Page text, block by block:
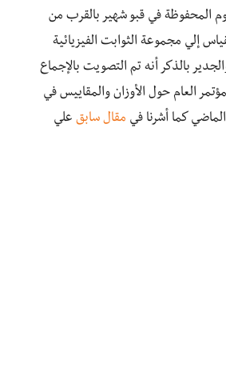
المحفوظة في قبو شهير بالقرب من
إلي مجموعة الثوابت الفيزيائية
بالذكر أنه تم التصويت بالإجماع
العام حول الأوزان والمقاييس في
كما أشرنا في مقال سابق علي